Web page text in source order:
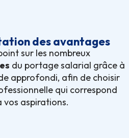
des avantages
sur les nombreux
du portage salarial grâce à
approfondi, afin de choisir
qui correspond
vos aspirations.